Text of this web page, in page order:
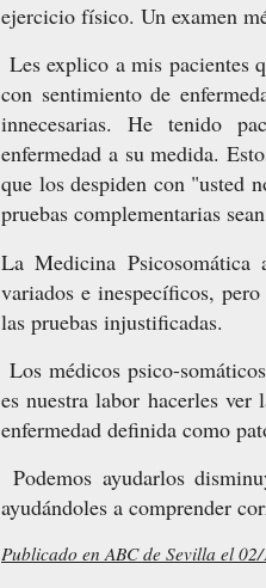
ejercicio físico. Un examen
Les explico a mis pacientes
con sentimiento de
innecesarias. He tenido
enfermedad a su medida.
que los despiden con "usted
pruebas complementarias
La Medicina Psicosomática
variados e inespecíficos,
las pruebas injustificadas.
Los médicos psico-
es nuestra labor hacerles
enfermedad definida como
Podemos ayudarlos
ayudándoles a comprender
Publicado en ABC de Sevilla el